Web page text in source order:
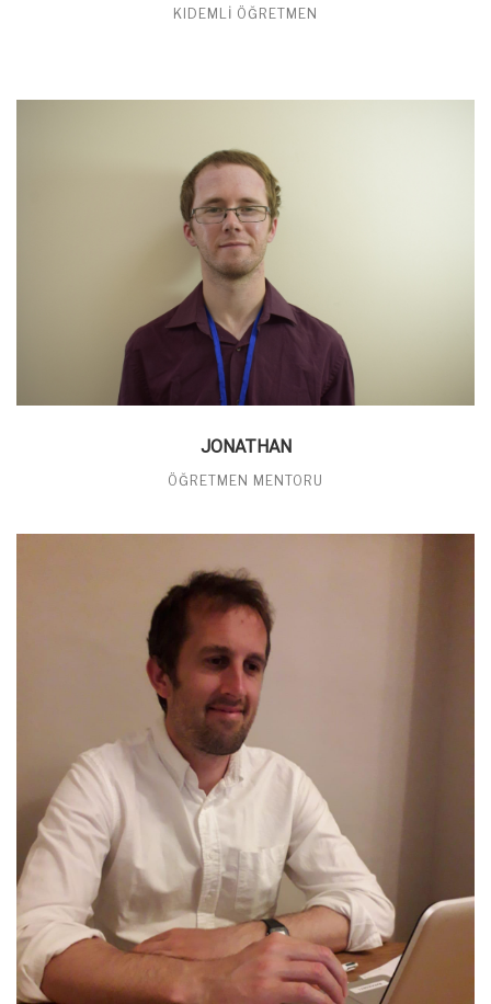
KIDEMLI ÖĞRETMEN
JONATHAN
ÖĞRETMEN MENTORU